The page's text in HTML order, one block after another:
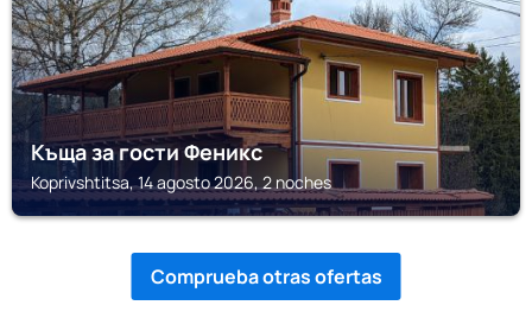
Къща за гости Феникс
Koprivshtitsa, 14 agosto 2026, 2 noches
Comprueba otras ofertas